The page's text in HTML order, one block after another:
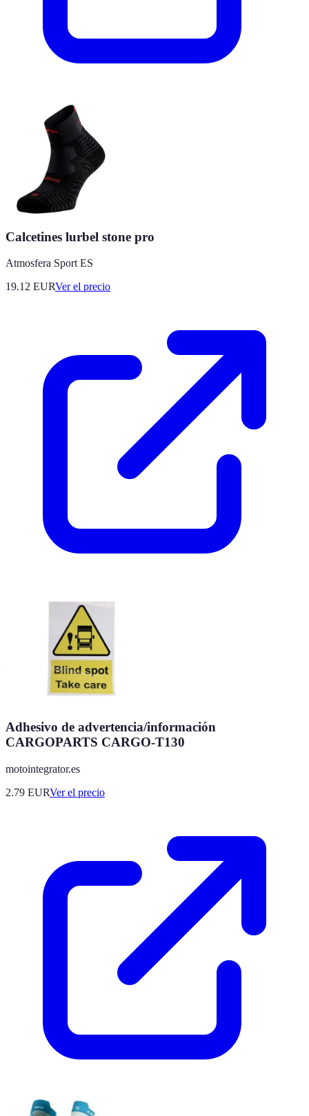
Calcetines lurbel stone pro
Atmosfera Sport ES
19.12 EURVer el precio
Adhesivo de advertencia/información
CARGOPARTS CARGO-T130
motointegrator.es
2.79 EURVer el precio